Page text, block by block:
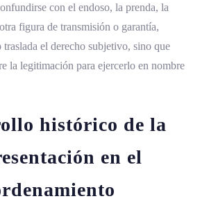
con el endoso, la prenda, la
figura de transmisión o garantía,
el derecho subjetivo, sino que
la legitimación para ejercerlo en nombre
histórico de la
en el